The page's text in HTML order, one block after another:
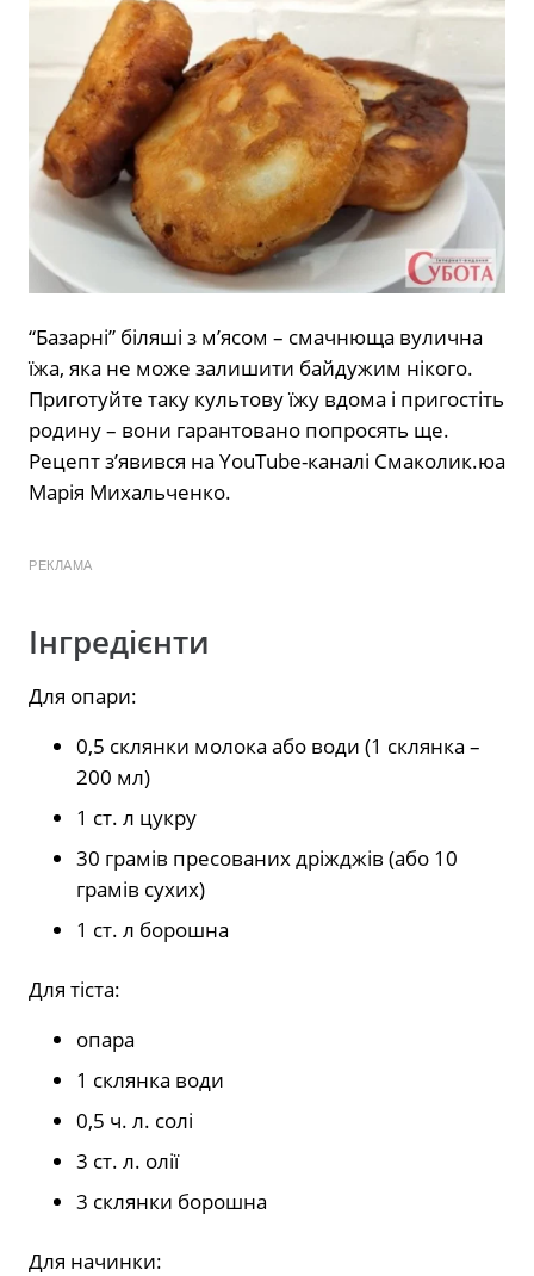
“Базарні” біляші з м’ясом – смачнюща вулична
їжа, яка не може залишити байдужим нікого.
Приготуйте таку культову їжу вдома і пригостіть
родину – вони гарантовано попросять ще.
Рецепт з’явився на YouTube-каналі Смаколик.юа
Марія Михальченко.
РЕКЛАМА
Інгредієнти
Для опари:
0,5 склянки молока або води (1 склянка –
200 мл)
1 ст. л цукру
30 грамів пресованих дріжджів (або 10
грамів сухих)
1 ст. л борошна
Для тіста:
опара
1 склянка води
0,5 ч. л. солі
3 ст. л. олії
3 склянки борошна
Для начинки: